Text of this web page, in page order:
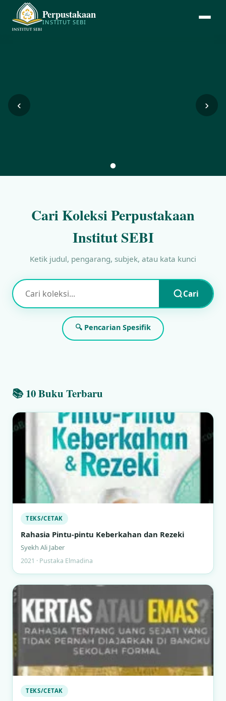
Perpustakaan
INSTITUT SEBI
‹ ›
Cari Koleksi Perpustakaan
Institut SEBI
Ketik judul, pengarang, subjek, atau kata kunci
Cari
🔍 Pencarian Spesifik
📚 10 Buku Terbaru
TEKS/CETAK
Rahasia Pintu-pintu Keberkahan dan Rezeki
Syekh Ali Jaber
2021 · Pustaka Elmadina
TEKS/CETAK